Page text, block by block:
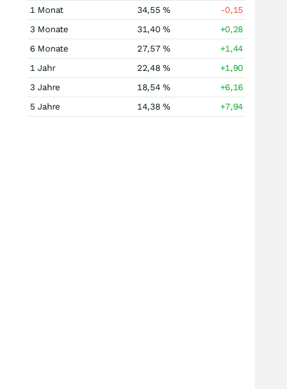
1 Monat 34,55 %
-0,15
3 Monate
31,40 %
+0,28
6 Monate
27,57 %
+1,44
1 Jahr
22,48 %
+1,90
3 Jahre
18,54 %
+6,16
5 Jahre
14,38 % +7,94